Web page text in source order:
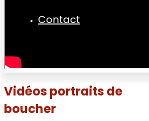
Contact
Vidéos portraits de
boucher